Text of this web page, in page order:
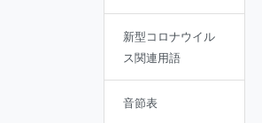
新型コロナウイル
ス関連用語
音節表